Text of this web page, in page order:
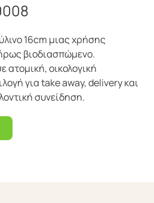
16cm μιας χρήσης
βιοδιασπώμενο.
ατομική, οικολογική
για take away, delivery και
συνείδηση.